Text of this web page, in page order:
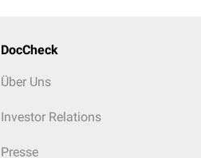
DocCheck
Über Uns
Investor Relations
Presse